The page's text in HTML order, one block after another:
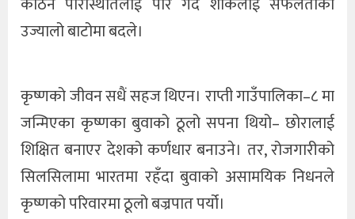
उज्यालो बाटोमा बदले।
कृष्णको जीवन सधैं सहज थिएन। राप्ती गाउँपालिका–८ मा
जन्मिएका कृष्णका बुवाको ठूलो सपना थियो– छोरालाई
शिक्षित बनाएर देशको कर्णधार बनाउने। तर, रोजगारीको
सिलसिलामा भारतमा रहँदा बुवाको असामयिक निधनले
कृष्णको परिवारमा ठूलो बज्रपात पर्यो।